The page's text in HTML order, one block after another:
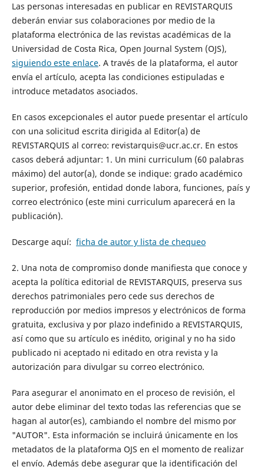
Las personas interesadas en publicar en REVISTARQUIS
deberán enviar sus colaboraciones por medio de la
plataforma electrónica de las revistas académicas de la
Universidad de Costa Rica, Open Journal System (OJS),
siguiendo este enlace. A través de la plataforma, el autor
envía el artículo, acepta las condiciones estipuladas e
introduce metadatos asociados.
En casos excepcionales el autor puede presentar el artículo
con una solicitud escrita dirigida al Editor(a) de
REVISTARQUIS al correo: revistarquis@ucr.ac.cr. En estos
casos deberá adjuntar: 1. Un mini curriculum (60 palabras
máximo) del autor(a), donde se indique: grado académico
superior, profesión, entidad donde labora, funciones, país y
correo electrónico (este mini curriculum aparecerá en la
publicación).
Descarge aquí: ficha de autor y lista de chequeo
2. Una nota de compromiso donde manifiesta que conoce y
acepta la política editorial de REVISTARQUIS, preserva sus
derechos patrimoniales pero cede sus derechos de
reproducción por medios impresos y electrónicos de forma
gratuita, exclusiva y por plazo indefinido a REVISTARQUIS,
así como que su artículo es inédito, original y no ha sido
publicado ni aceptado ni editado en otra revista y la
autorización para divulgar su correo electrónico.
Para asegurar el anonimato en el proceso de revisión, el
autor debe eliminar del texto todas las referencias que se
hagan al autor(es), cambiando el nombre del mismo por
"AUTOR". Esta información se incluirá únicamente en los
metadatos de la plataforma OJS en el momento de realizar
el envío. Además debe asegurar que la identificación del